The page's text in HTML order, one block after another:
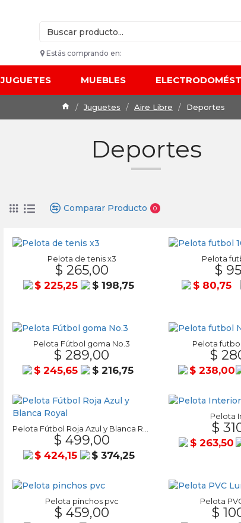
Estás comprando en:
JUGUETES MUEBLES
Juguetes Aire Libre Deportes
Deportes
Comparar Producto 0
Pelota de tenis x3
$ 265,00
$ 225,25 $ 198,75
Pelota
$
$ 80,75
Pelota Fútbol goma No.3
$ 289,00
$ 245,65 $ 216,75
Pelota
$
$ 238,00
$ 499,00
$ 424,15 $ 374,25
Pelota
$
$ 263,50
Pelota pinchos pvc
$ 459,00
Pelota
$